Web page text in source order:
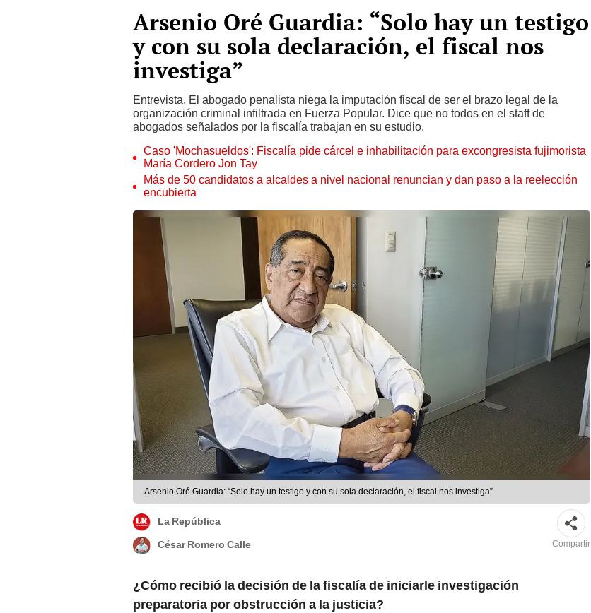
Arsenio Oré Guardia: “Solo hay un testigo
y con su sola declaración, el fiscal nos
investiga”
Entrevista. El abogado penalista niega la imputación fiscal de ser el brazo legal de la
organización criminal infiltrada en Fuerza Popular. Dice que no todos en el staff de
abogados señalados por la fiscalía trabajan en su estudio.
Caso 'Mochasueldos': Fiscalía pide cárcel e inhabilitación para excongresista fujimorista
María Cordero Jon Tay
Más de 50 candidatos a alcaldes a nivel nacional renuncian y dan paso a la reelección
encubierta
Arsenio Oré Guardia: “Solo hay un testigo y con su sola declaración, el fiscal nos investiga”
La República
César Romero Calle Compartir
¿Cómo recibió la decisión de la fiscalía de iniciarle investigación
preparatoria por obstrucción a la justicia?